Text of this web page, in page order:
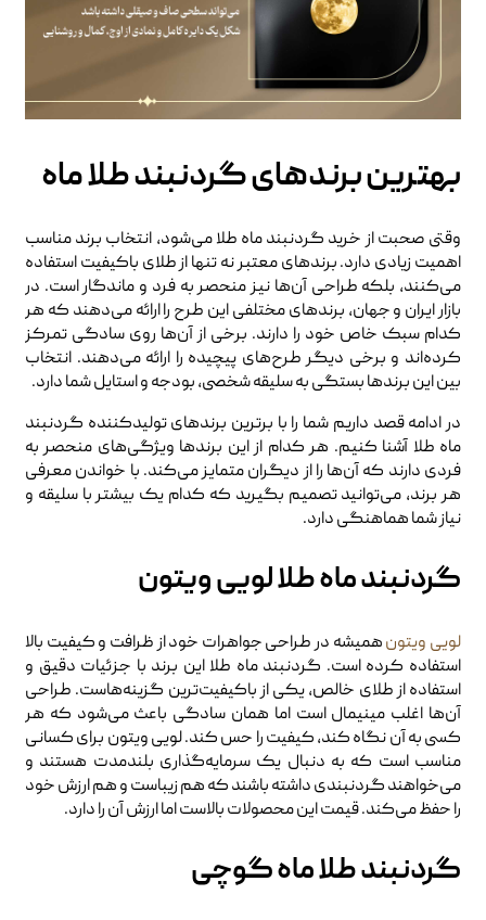
بهترین برندهای گردنبند طلا ماه
وقتی صحبت از خرید گردنبند ماه طلا می‌شود، انتخاب برند مناسب
اهمیت زیادی دارد. برندهای معتبر نه تنها از طلای باکیفیت استفاده
می‌کنند، بلکه طراحی آن‌ها نیز منحصر به فرد و ماندگار است. در
بازار ایران و جهان، برندهای مختلفی این طرح را ارائه می‌دهند که هر
کدام سبک خاص خود را دارند. برخی از آن‌ها روی سادگی تمرکز
کرده‌اند و برخی دیگر طرح‌های پیچیده را ارائه می‌دهند. انتخاب
بین این برندها بستگی به سلیقه شخصی، بودجه و استایل شما دارد.
در ادامه قصد داریم شما را با برترین برندهای تولیدکننده گردنبند
ماه طلا آشنا کنیم. هر کدام از این برندها ویژگی‌های منحصر به
فردی دارند که آن‌ها را از دیگران متمایز می‌کند. با خواندن معرفی
هر برند، می‌توانید تصمیم بگیرید که کدام یک بیشتر با سلیقه و
نیاز شما هماهنگی دارد.
گردنبند ماه طلا لویی ویتون
لویی ویتونهمیشه در طراحی جواهرات خود از ظرافت و کیفیت بالا
استفاده کرده است. گردنبند ماه طلا این برند با جزئیات دقیق و
استفاده از طلای خالص، یکی از باکیفیت‌ترین گزینه‌هاست. طراحی
آن‌ها اغلب مینیمال است اما همان سادگی باعث می‌شود که هر
کسی به آن نگاه کند، کیفیت را حس کند. لویی ویتون برای کسانی
مناسب است که به دنبال یک سرمایه‌گذاری بلندمدت هستند و
می‌خواهند گردنبندی داشته باشند که هم زیباست و هم ارزش خود
را حفظ می‌کند. قیمت این محصولات بالاست اما ارزش آن را دارد.
گردنبند طلا ماه گوچی